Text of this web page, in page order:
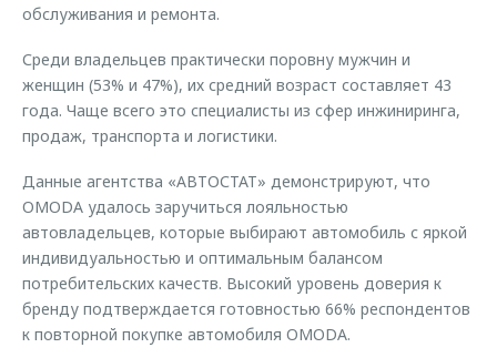
обслуживания и ремонта.
Среди владельцев практически поровну мужчин и
женщин (53% и 47%), их средний возраст составляет 43
года. Чаще всего это специалисты из сфер инжиниринга,
продаж, транспорта и логистики.
Данные агентства «АВТОСТАТ» демонстрируют, что
OMODA удалось заручиться лояльностью
автовладельцев, которые выбирают автомобиль с яркой
индивидуальностью и оптимальным балансом
потребительских качеств. Высокий уровень доверия к
бренду подтверждается готовностью 66% респондентов
к повторной покупке автомобиля OMODA.